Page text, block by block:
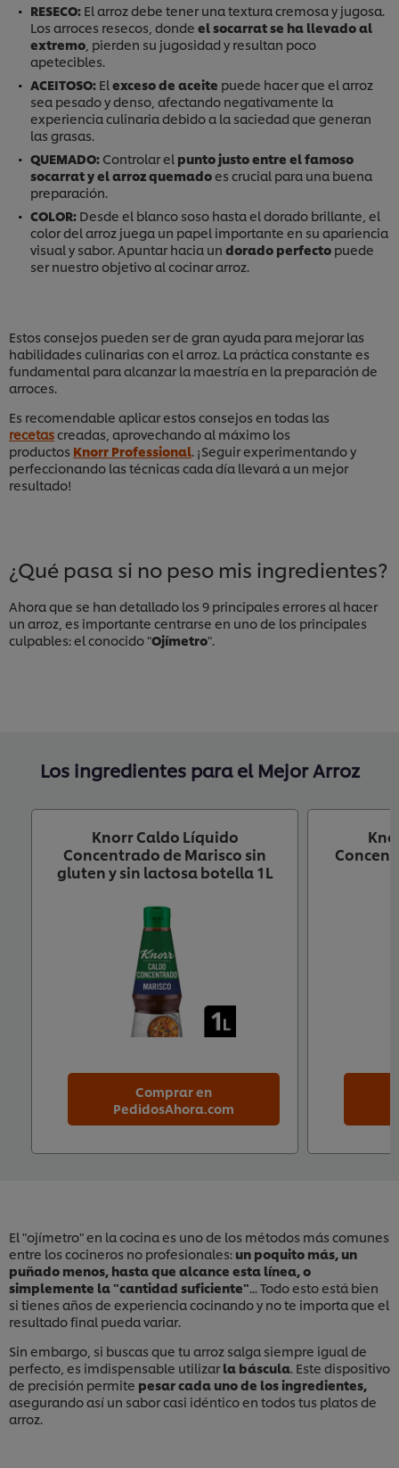
RESECO: El arroz debe tener una textura cremosa y jugosa.
Los arroces resecos, donde el socarrat se ha llevado al
extremo , pierden su jugosidad y resultan poco
apetecibles.
ACEITOSO: El exceso de aceite puede hacer que el arroz
sea pesado y denso, afectando negativamente la
experiencia culinaria debido a la saciedad que generan
las grasas.
QUEMADO: Controlar el punto justo entre el famoso
socarrat y el arroz quemadoes crucial para una buena
preparación.
COLOR: Desde el blanco soso hasta el dorado brillante, el
color del arroz juega un papel importante en su apariencia
visual y sabor. Apuntar hacia un dorado perfecto puede
ser nuestro objetivo al cocinar arroz.
Estos consejos pueden ser de gran ayuda para mejorar las
habilidades culinarias con el arroz. La práctica constante es
fundamental para alcanzar la maestría en la preparación de
arroces.
Es recomendable aplicar estos consejos en todas las
recetascreadas, aprovechando al máximo los
productos Knorr Professional . ¡Seguir experimentando y
perfeccionando las técnicas cada día llevará a un mejor
resultado!
¿Qué pasa si no peso mis ingredientes?
Ahora que se han detallado los 9 principales errores al hacer
un arroz, es importante centrarse en uno de los principales
culpables: el conocido "Ojímetro".
Los ingredientes para el Mejor Arroz
Knorr Caldo Líquido
Concentrado de Marisco sin
gluten y sin lactosa botella 1L
Comprar en
PedidosAhora.com
El "ojímetro" en la cocina es uno de los métodos más comunes
entre los cocineros no profesionales: un poquito más, un
puñado menos, hasta que alcance esta línea, o
simplemente la "cantidad suficiente" ... Todo esto está bien
si tienes años de experiencia cocinando y no te importa que el
resultado final pueda variar.
Sin embargo, si buscas que tu arroz salga siempre igual de
perfecto, es imdispensable utilizarla báscula . Este dispositivo
de precisión permite pesar cada uno de los ingredientes,
asegurando así un sabor casi idéntico en todos tus platos de
arroz.